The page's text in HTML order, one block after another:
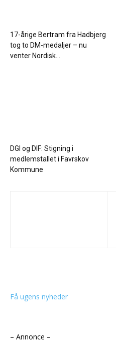
17-årige Bertram fra Hadbjerg
tog to DM-medaljer – nu
venter Nordisk...
DGI og DIF: Stigning i
medlemstallet i Favrskov
Kommune
Få ugens nyheder
– Annonce –